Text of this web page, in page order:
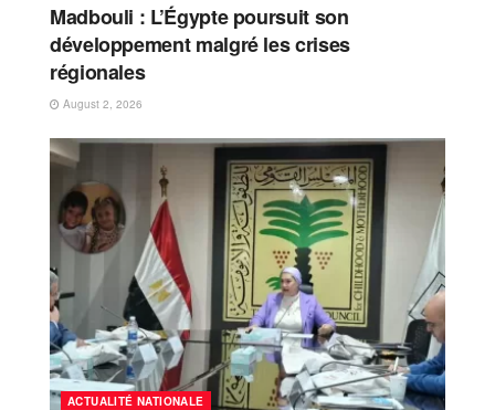
Madbouli : L’Égypte poursuit son
développement malgré les crises
régionales
August 2, 2026
ACTUALITÉ NATIONALE